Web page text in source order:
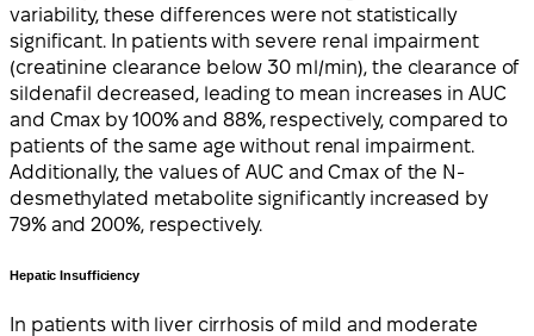
variability, these differences were not statistically
significant. In patients with severe renal impairment
(creatinine clearance below 30 ml/min), the clearance of
sildenafil decreased, leading to mean increases in AUC
and Cmax by 100% and 88%, respectively, compared to
patients of the same age without renal impairment.
Additionally, the values of AUC and Cmax of the N-
desmethylated metabolite significantly increased by
79% and 200%, respectively.
Hepatic Insufficiency
In patients with liver cirrhosis of mild and moderate